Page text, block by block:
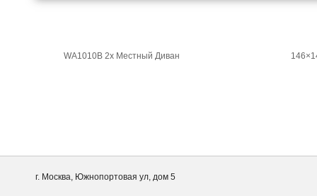
WA1010B 2х Местный Диван
г. Москва, Южнопортовая ул, дом 5